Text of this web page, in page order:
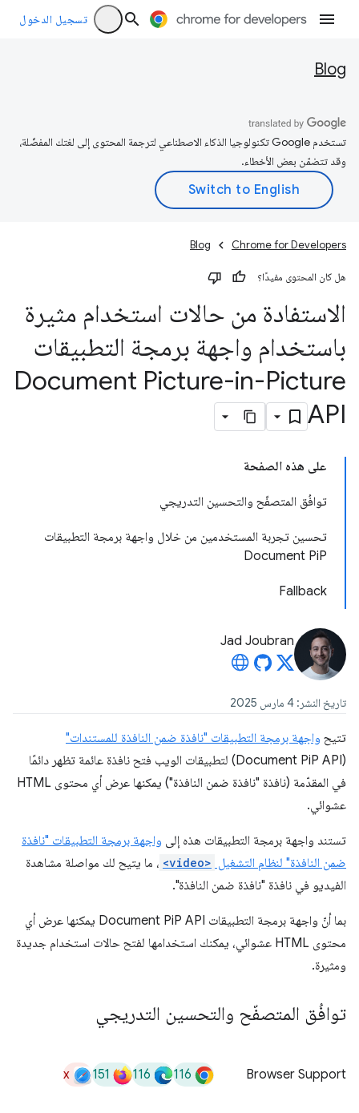
تسجيل الدخول
Blog
تستخدم Google تكنولوجيا الذكاء الاصطناعي لترجمة المحتوى إلى لغتك المفضّلة،
وقد تتضمّن بعض الأخطاء.
Chrome for Developers
Blog
هل كان المحتوى مفيدًا؟
الاستفادة من حالات استخدام مثيرة
باستخدام واجهة برمجة التطبيقات
Document Picture-in-Picture
API
على هذه الصفحة
توافُق المتصفّح والتحسين التدريجي
تحسين تجربة المستخدمين من خلال واجهة برمجة التطبيقات
Document PiP
Fallback
Jad Joubran
تاريخ النشر: 4 مارس 2025
تتيح واجهة برمجة التطبيقات "نافذة ضمن النافذة للمستندات"
(Document PiP API) لتطبيقات الويب فتح نافذة عائمة تظهر دائمًا
في المقدّمة (نافذة "نافذة ضمن النافذة") يمكنها عرض أي محتوى HTML
عشوائي.
تستند واجهة برمجة التطبيقات هذه إلى واجهة برمجة التطبيقات "نافذة
ضمن النافذة" لنظام التشغيل <video> ، ما يتيح لك مواصلة مشاهدة
الفيديو في نافذة "نافذة ضمن النافذة".
بما أنّ واجهة برمجة التطبيقات Document PiP API يمكنها عرض أي
محتوى HTML عشوائي، يمكنك استخدامها لفتح حالات استخدام جديدة
ومثيرة.
توافُق المتصفّح والتحسين التدريجي
Browser Support
116
116
151
x